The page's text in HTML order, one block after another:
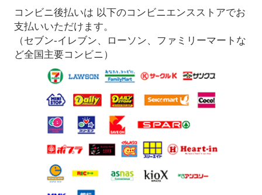
コンビニ後払いは 以下のコンビニエンスストアでお
支払いいただけます。
（セブン-イレブン、ローソン、ファミリーマートな
ど全国主要コンビニ）